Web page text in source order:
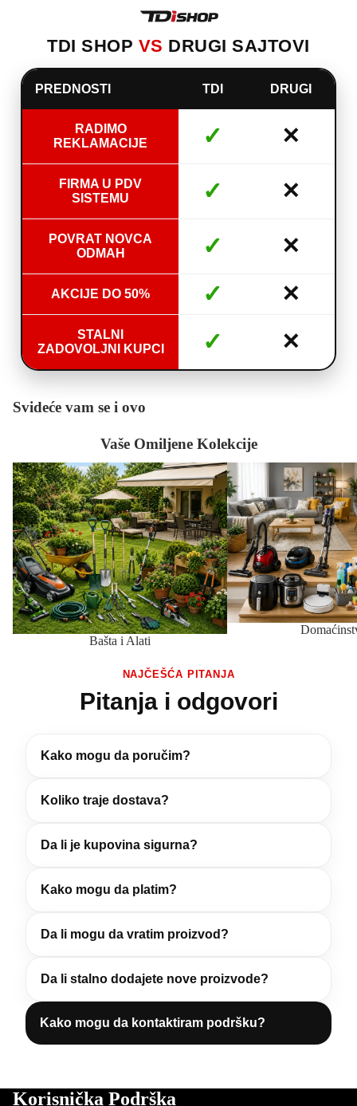
TDI SHOP VS DRUGI SAJTOVI
PREDNOSTI TDI DRUGI
RADIMO
REKLAMACIJE
✓ ✕
FIRMA U PDV
SISTEMU
✓ ✕
POVRAT NOVCA
ODMAH
✓ ✕
AKCIJE DO 50% ✓ ✕
STALNI
ZADOVOLJNI KUPCI
✓ ✕
Svideće vam se i ovo
Vaše Omiljene Kolekcije
Bašta i Alati
Bašta i Alati
Domaćinstvo
NAJČEŠĆA PITANJA
Pitanja i odgovori
Kako mogu da poručim?
Koliko traje dostava?
Da li je kupovina sigurna?
Kako mogu da platim?
Da li mogu da vratim proizvod?
Da li stalno dodajete nove proizvode?
Kako mogu da kontaktiram podršku?
Korisnička Podrška